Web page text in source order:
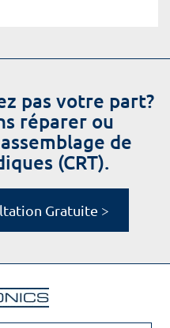
pas votre part?
réparer ou
de
(CRT).
Gratuite >